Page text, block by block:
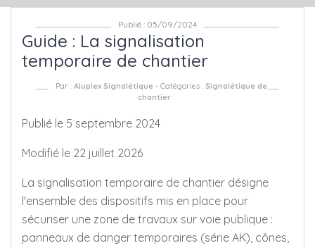
Publié : 05/09/2024
Guide : La signalisation
temporaire de chantier
Par : Aluplex Signalétique - Catégories : Signalétique de
chantier
Publié le 5 septembre 2024
Modifié le 22 juillet 2026
La signalisation temporaire de chantier désigne
l'ensemble des dispositifs mis en place pour
sécuriser une zone de travaux sur voie publique :
panneaux de danger temporaires (série AK), cônes,